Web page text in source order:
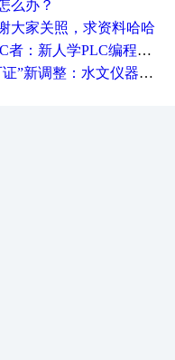
么办？
大家关照，求资料哈哈
新人学PLC编程的心得体会
：水文仪器等19类产品取消事前生产许可